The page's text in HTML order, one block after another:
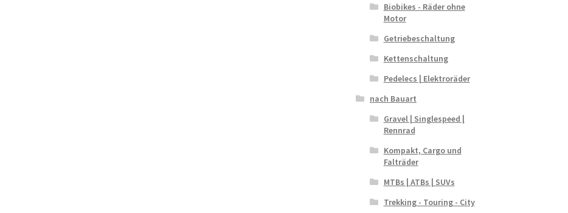
Biobikes - Räder ohne
Motor
Getriebeschaltung
Kettenschaltung
Pedelecs | Elektroräder
nach Bauart
Gravel | Singlespeed |
Rennrad
Kompakt, Cargo und
Falträder
MTBs | ATBs | SUVs
Trekking - Touring - City